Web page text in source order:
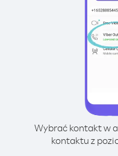
Wybrać kontakt w
kontaktu z